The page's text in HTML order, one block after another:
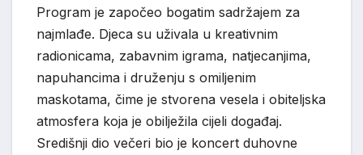
Program je započeo bogatim sadržajem za
najmlađe. Djeca su uživala u kreativnim
radionicama, zabavnim igrama, natjecanjima,
napuhancima i druženju s omiljenim
maskotama, čime je stvorena vesela i obiteljska
atmosfera koja je obilježila cijeli događaj.
Središnji dio večeri bio je koncert duhovne